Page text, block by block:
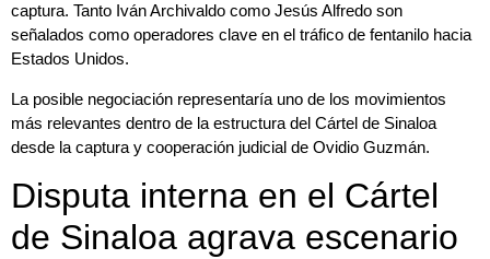
captura. Tanto Iván Archivaldo como Jesús Alfredo son
señalados como operadores clave en el tráfico de fentanilo hacia
Estados Unidos.
La posible negociación representaría uno de los movimientos
más relevantes dentro de la estructura del Cártel de Sinaloa
desde la captura y cooperación judicial de Ovidio Guzmán.
Disputa interna en el Cártel
de Sinaloa agrava escenario